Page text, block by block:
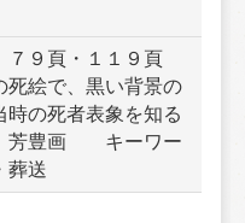
７９頁・１１９頁
死絵で、黒い背景の
の死者表象を知る
芳豊画　　キーワー
葬送